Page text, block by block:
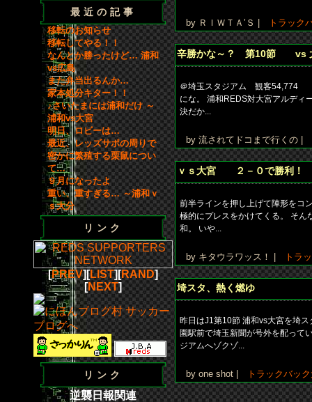
最近の記事
移転のお知らせ
移転してやる！！
なんとか勝ったけど… 浦和
vs広島
また弁当出るんか…
家本処分キター！！
♪さいたまには浦和だけ ～
浦和vs大宮
明日、ロビーは…
最近、レッズサポの周りで
密かに繁殖する栗鼠につい
て…
９月になったよ
重い、重すぎる… ～浦和ｖ
ｓ大分
リンク
[PREV][LIST][RAND]
[NEXT]
リンク
逆襲日報関連
by ＲＩＷＴＡ’Ｓ | トラック
辛勝かな～？ 第10節 vs
＠埼玉スタジアム 観
にな。 浦和REDS対大宮アルディ
決だか...
by 流されてドコまで行くの |
ｖｓ大宮 ２－０で勝利！
前半ラインを押し上げて陣形をコ
極的にプレスをかけてくる。 そん
和。 いや...
by キタウラワッス！ | トラ
埼スタ、熱く燃ゆ
昨日はJ1第10節 浦和vs大宮を埼
園駅前で埼玉新聞が号外を配って
ジアムへゾクゾ...
by one shot | トラックバッ